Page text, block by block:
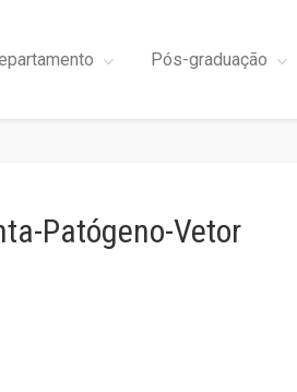
Pós-graduação
Patógeno-Vetor